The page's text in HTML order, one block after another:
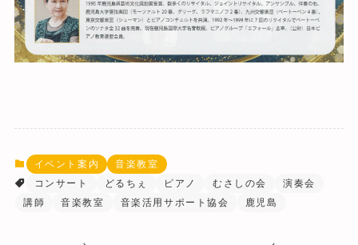
イベント案内
音楽教室
コンサート
どるちぇ ピアノ むさしの会
演奏会
講師
音楽教室 音楽活用サポート協会 鹿児島